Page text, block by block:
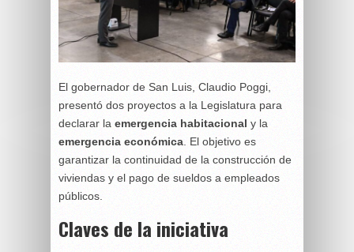
El gobernador de San Luis, Claudio Poggi,
presentó dos proyectos a la Legislatura para
declarar la emergencia habitacional y la
emergencia económica . El objetivo es
garantizar la continuidad de la construcción de
viviendas y el pago de sueldos a empleados
públicos.
Claves de la iniciativa